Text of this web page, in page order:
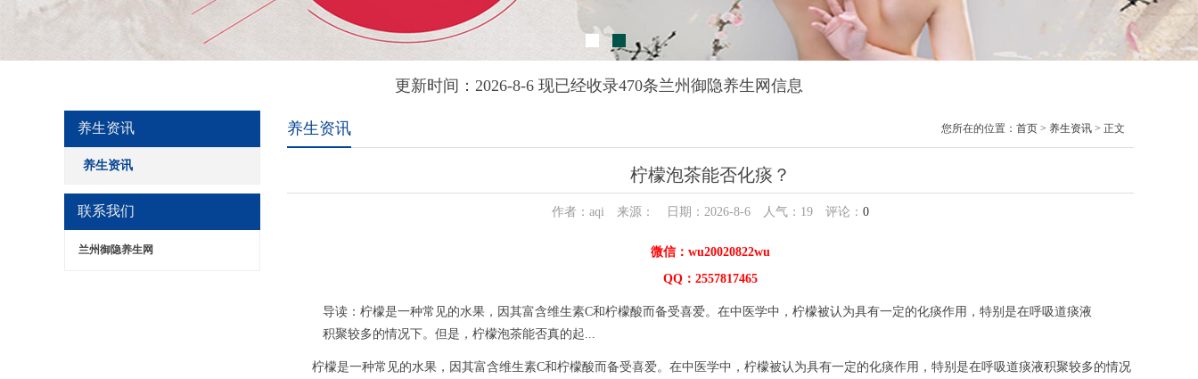
更新时间：2026-8-6 现已经收录470条兰州御隐养生网信息
养生资讯
养生资讯
联系我们
兰州御隐养生网
养生资讯 您所在的位置： 首页 > 养生资讯 > 正文
柠檬泡茶能否化痰？
作者：aqi 来源： 日期：2026-8-6 人气： 19 评论： 0
微信：wu20020822wu
QQ：2557817465
导读：柠檬是一种常见的水果，因其富含维生素C和柠檬酸而备受喜爱。在中医学中，柠檬被认为具有一定的化痰作用，特别是在呼吸道痰液
积聚较多的情况下。但是，柠檬泡茶能否真的起...
柠檬是一种常见的水果，因其富含维生素C和柠檬酸而备受喜爱。在中医学中，柠檬被认为具有一定的化痰作用，特别是在呼吸道痰液积聚较多的情况